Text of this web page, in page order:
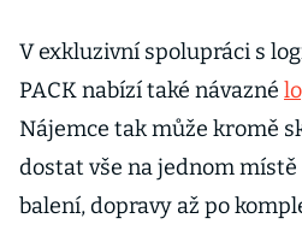
V exkluzivní spolupráci s
PACK nabízí také návazné
Nájemce tak může kromě
dostat vše na jednom
balení, dopravy až po